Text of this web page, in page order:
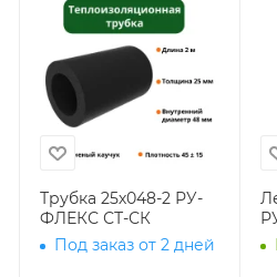
Трубка 25х048-2 РУ-
ФЛЕКС СТ-СК
Под заказ от 2 дней